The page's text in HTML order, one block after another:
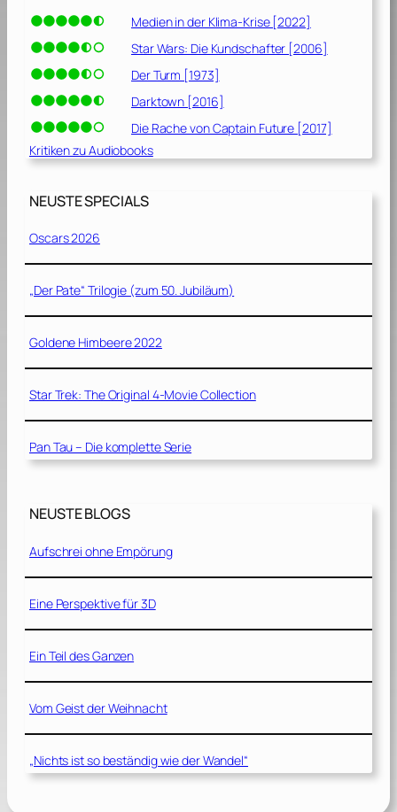
Medien in der Klima-Krise [2022]
Star Wars: Die Kundschafter [2006]
Der Turm [1973]
Darktown [2016]
Die Rache von Captain Future [2017]
Kritiken zu Audiobooks
NEUSTE SPECIALS
Oscars 2026
„Der Pate“ Trilogie (zum 50. Jubiläum)
Goldene Himbeere 2022
Star Trek: The Original 4-Movie Collection
Pan Tau – Die komplette Serie
NEUSTE BLOGS
Aufschrei ohne Empörung
Eine Perspektive für 3D
Ein Teil des Ganzen
Vom Geist der Weihnacht
„Nichts ist so beständig wie der Wandel“